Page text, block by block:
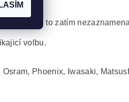
Ač jsme to zatím
volbu.
Phoenix, Iwasaki,